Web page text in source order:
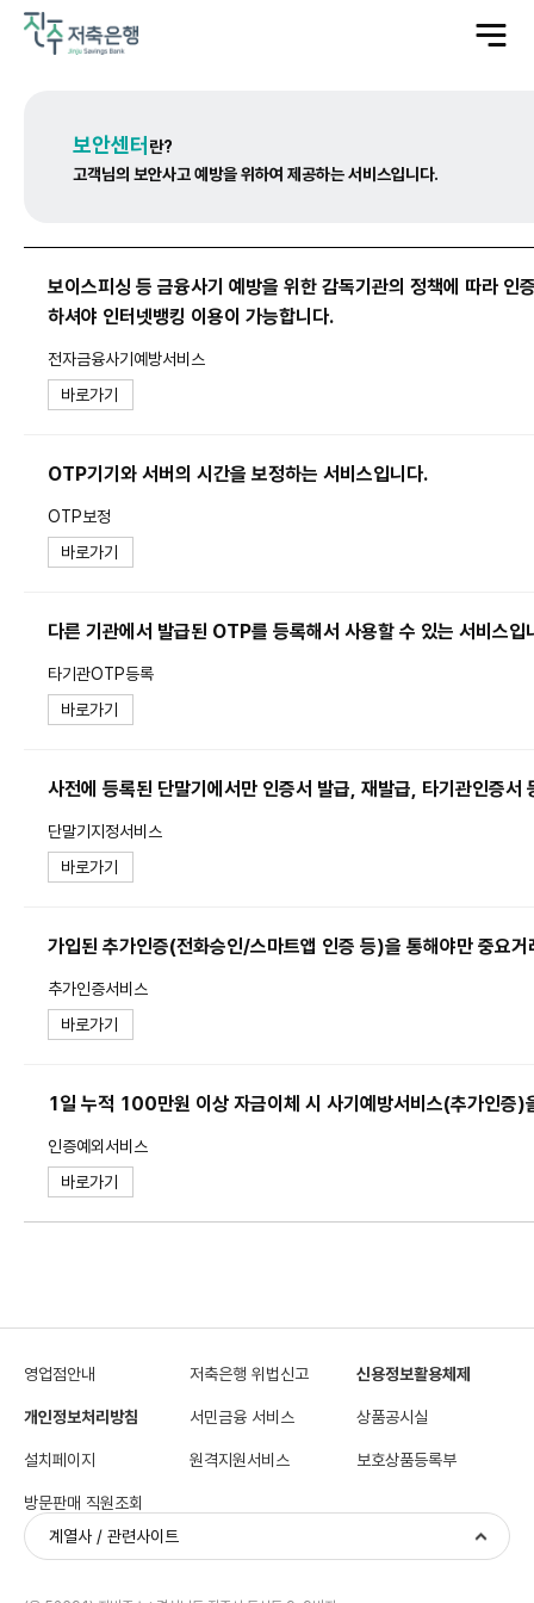
전
체
보안센터 란?
고객님의 보안사고 예방을 위하여 제공하는 서비스입니다.
보이스피싱 등 금융사기 예방을 위한 감독기관의 정책에 따라
하셔야 인터넷뱅킹 이용이 가능합니다.
전자금융사기예방서비스
바로가기
OTP기기와 서버의 시간을 보정하는 서비스입니다.
OTP보정
바로가기
다른 기관에서 발급된 OTP를 등록해서 사용할 수 있는 서비스입
타기관OTP등록
바로가기
사전에 등록된 단말기에서만 인증서 발급, 재발급, 타기관인증서
단말기지정서비스
바로가기
가입된 추가인증(전화승인/스마트앱 인증 등)을 통해야만 중요
추가인증서비스
바로가기
1일 누적 100만원 이상 자금이체 시 사기예방서비스(추가인증)
인증예외서비스
바로가기
영업점안내 저축은행 위법신고 신용정보활용체제
개인정보처리방침 서민금융 서비스 상품공시실
설치페이지 원격지원서비스 보호상품등록부
방문판매 직원조회
계열사 / 관련사이트